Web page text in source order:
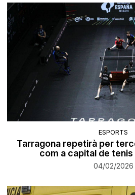
ESPORTS
Tarragona repetirà per
com a capital de
04/02/2026